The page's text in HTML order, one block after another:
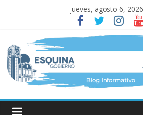
jueves, agosto 6, 2026